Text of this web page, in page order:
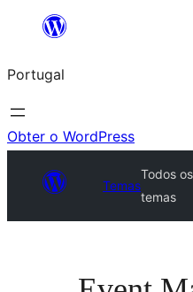
Saltar
o
conteúdo
Portugal
Obter o WordPress
Temas
Todos os
temas